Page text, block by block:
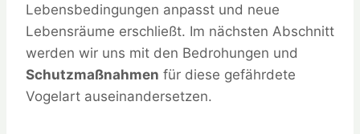
Lebensbedingungen anpasst und neue
Lebensräume erschließt. Im nächsten Abschnitt
werden wir uns mit den Bedrohungen und
Schutzmaßnahmen für diese gefährdete
Vogelart auseinandersetzen.